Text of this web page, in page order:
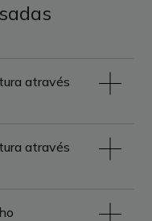
através
através